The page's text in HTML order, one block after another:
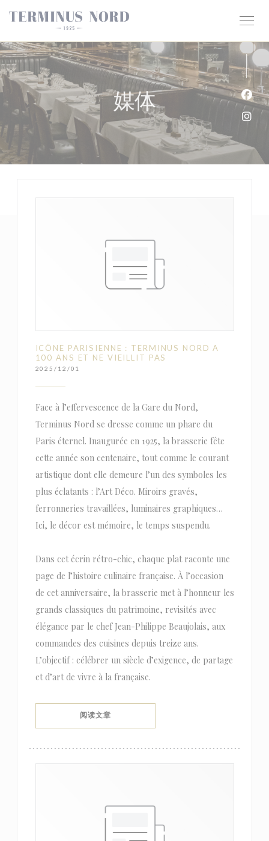
媒体
ICÔNE PARISIENNE : TERMINUS NORD A
100 ANS ET NE VIEILLIT PAS
2025/12/01
Face à l’effervescence de la Gare du Nord,
Terminus Nord se dresse comme un phare du
Paris éternel. Inaugurée en 1925, la brasserie fête
cette année son centenaire, tout comme le courant
artistique dont elle demeure l’un des symboles les
plus éclatants : l’Art Déco. Miroirs gravés,
ferronneries travaillées, luminaires graphiques…
Ici, le décor est mémoire, le temps suspendu.
Dans cet écrin rétro-chic, chaque plat raconte une
page de l’histoire culinaire française. À l’occasion
de cet anniversaire, la brasserie met à l’honneur les
grands classiques du patrimoine, revisités avec
élégance par le chef Jean-Philippe Beaujolais, aux
commandes des cuisines depuis treize ans.
L’objectif : célébrer un siècle d’exigence, de partage
et d’art de vivre à la française.
阅读文章((在新窗口中打开))